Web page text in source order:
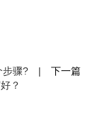
步骤? |
下一篇
？